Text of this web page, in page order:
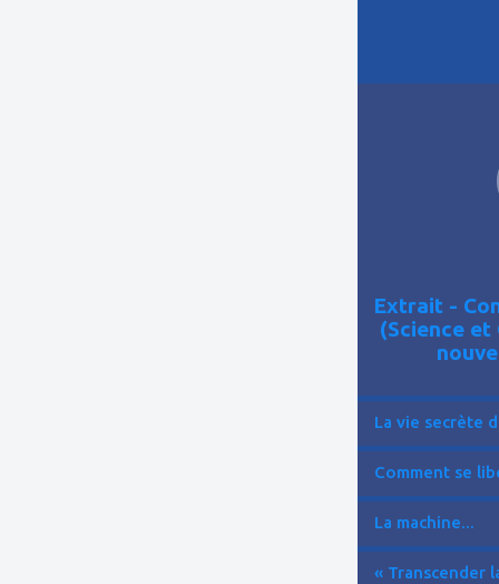
Extrait -
(Science et
La vie secrète
Comment se
La machine...
« Transcender